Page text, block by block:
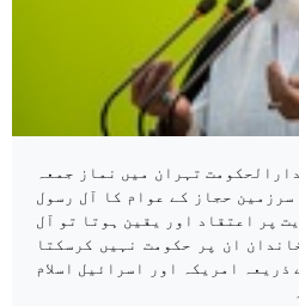
تہران میں نماز جمعہ
حجاز کے عوام کا آل رسول
پر اعتقاد اور یقین ہوتا تو آل
ان پر حکومت نہیں کرسکتا
امریکہ اور اسرائیل اسلام